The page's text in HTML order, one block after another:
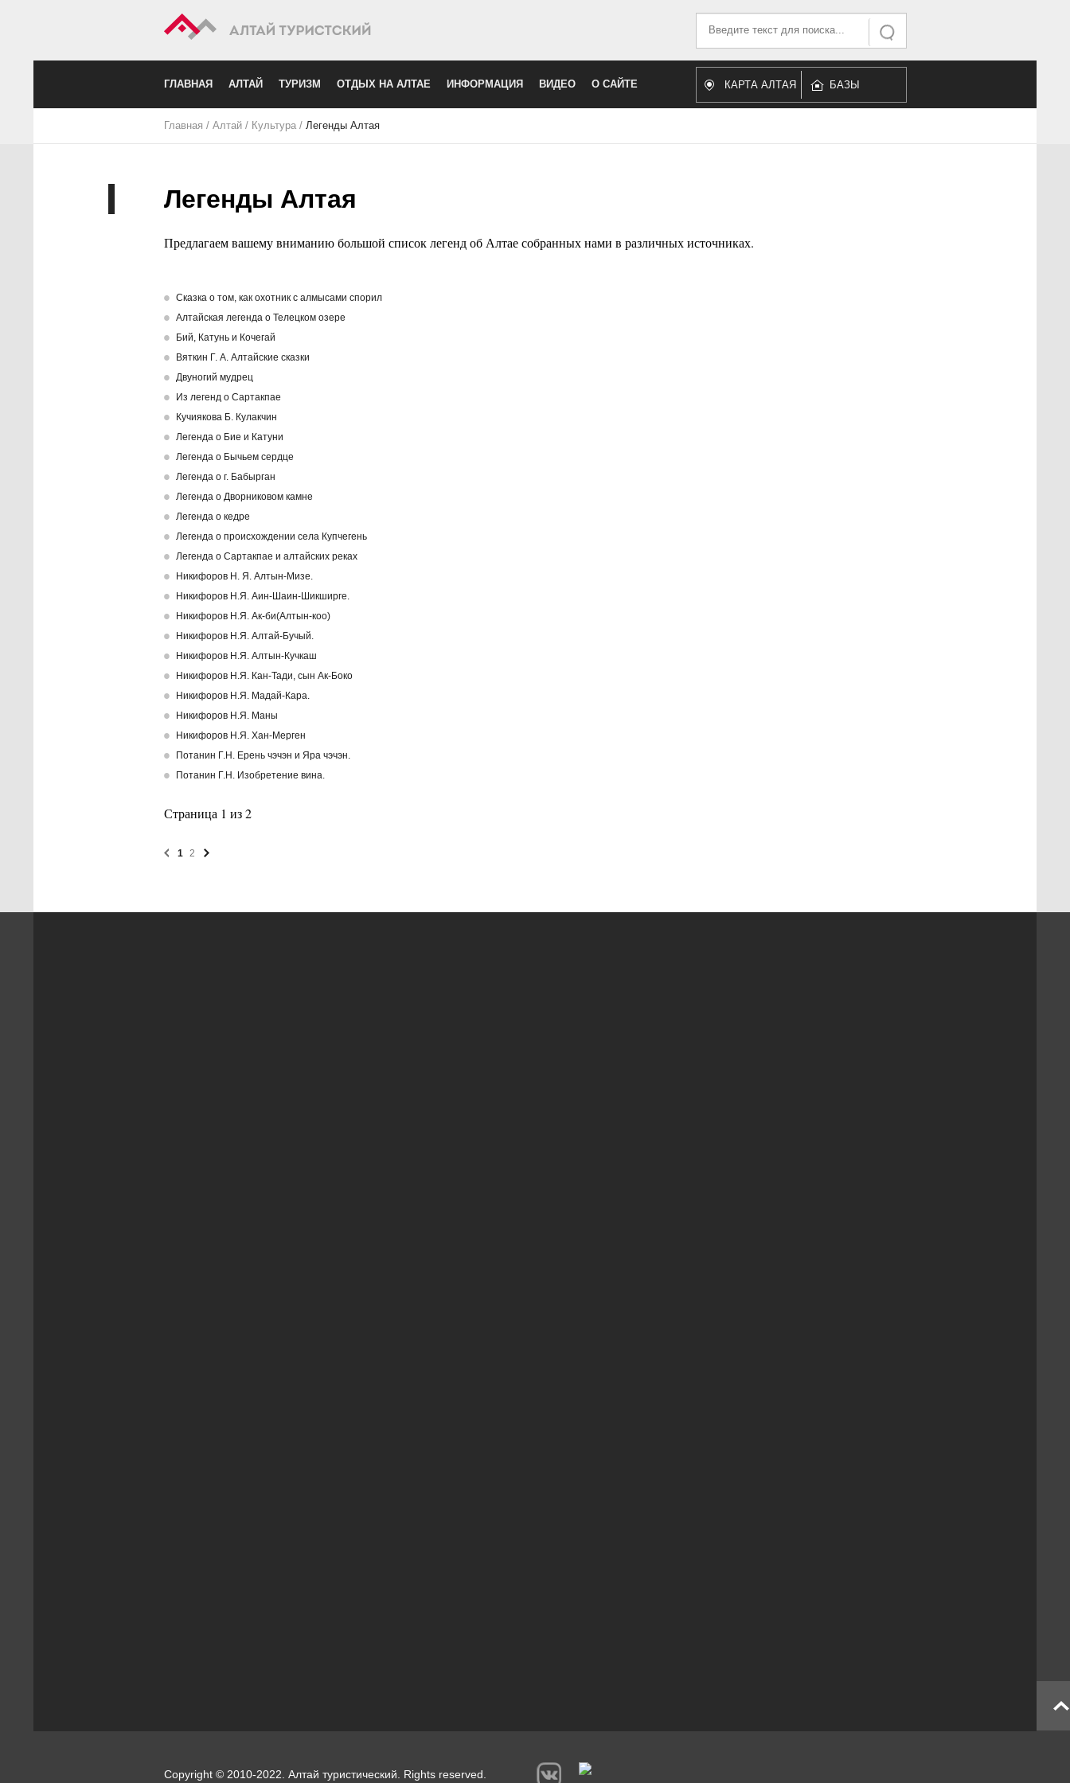
Искать
Искать...
ГЛАВНАЯ АЛТАЙ ТУРИЗМ ОТДЫХ НА АЛТАЕ ИНФОРМАЦИЯ ВИДЕО О САЙТЕ КАРТА АЛТАЯ БАЗЫ
Главная / Алтай/ Культура/ Легенды Алтая
Легенды Алтая
Предлагаем вашему вниманию большой список легенд об Алтае собранных нами в различных источниках.
Cказка о том, как охотник с алмысами спорил
Алтайская легенда о Телецком озере
Бий, Катунь и Кочегай
Вяткин Г. А. Алтайские сказки
Двуногий мудрец
Из легенд о Сартакпае
Кучиякова Б. Кулакчин
Легенда о Бие и Катуни
Легенда о Бычьем сердце
Легенда о г. Бабырган
Легенда о Дворниковом камне
Легенда о кедре
Легенда о происхождении села Купчегень
Легенда о Сартакпае и алтайских реках
Никифоров Н. Я. Алтын-Мизе.
Никифоров Н.Я. Аин-Шаин-Шикширге.
Никифоров Н.Я. Ак-би(Алтын-коо)
Никифоров Н.Я. Алтай-Бучый.
Никифоров Н.Я. Алтын-Кучкаш
Никифоров Н.Я. Кан-Тади, сын Ак-Боко
Никифоров Н.Я. Мадай-Кара.
Никифоров Н.Я. Маны
Никифоров Н.Я. Хан-Мерген
Потанин Г.Н. Ерень чэчэн и Яра чэчэн.
Потанин Г.Н. Изобретение вина.
Страница 1 из 2
1 2
Copyright © 2010-2022. Алтай туристический. Rights reserved.